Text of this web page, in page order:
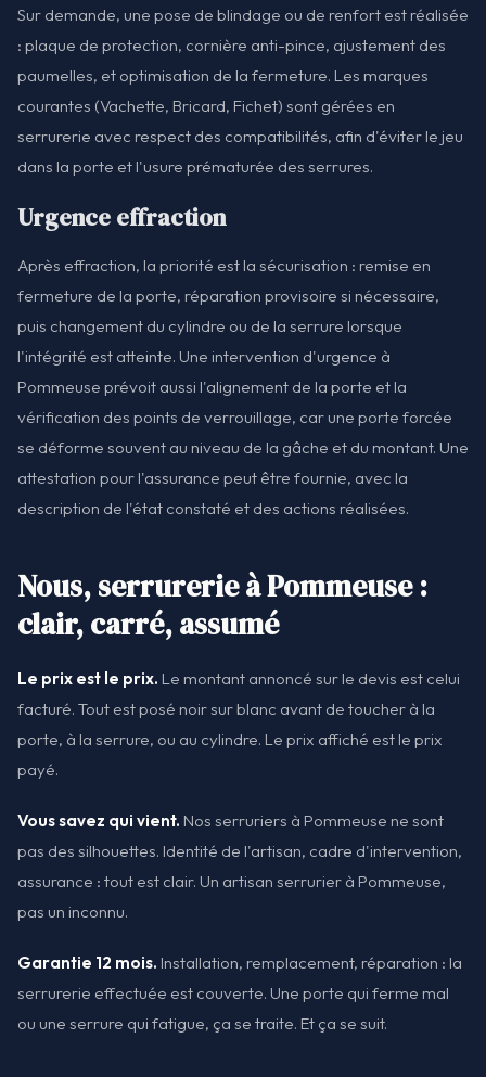
Sur demande, une pose de blindage ou de renfort est réalisée
: plaque de protection, cornière anti-pince, ajustement des
paumelles, et optimisation de la fermeture. Les marques
courantes (Vachette, Bricard, Fichet) sont gérées en
serrurerie avec respect des compatibilités, afin d'éviter le jeu
dans la porte et l'usure prématurée des serrures.
Urgence effraction
Après effraction, la priorité est la sécurisation : remise en
fermeture de la porte, réparation provisoire si nécessaire,
puis changement du cylindre ou de la serrure lorsque
l'intégrité est atteinte. Une intervention d'urgence à
Pommeuse prévoit aussi l'alignement de la porte et la
vérification des points de verrouillage, car une porte forcée
se déforme souvent au niveau de la gâche et du montant. Une
attestation pour l'assurance peut être fournie, avec la
description de l'état constaté et des actions réalisées.
Nous, serrurerie à Pommeuse :
clair, carré, assumé
Le prix est le prix. Le montant annoncé sur le devis est celui
facturé. Tout est posé noir sur blanc avant de toucher à la
porte, à la serrure, ou au cylindre. Le prix affiché est le prix
payé.
Vous savez qui vient. Nos serruriers à Pommeuse ne sont
pas des silhouettes. Identité de l'artisan, cadre d'intervention,
assurance : tout est clair. Un artisan serrurier à Pommeuse,
pas un inconnu.
Garantie 12 mois. Installation, remplacement, réparation : la
serrurerie effectuée est couverte. Une porte qui ferme mal
ou une serrure qui fatigue, ça se traite. Et ça se suit.